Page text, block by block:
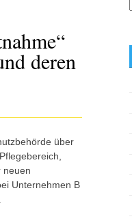
deren
über
neuen
Unternehmen B